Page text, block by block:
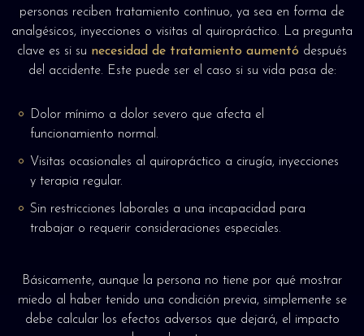
personas reciben tratamiento continuo, ya sea en forma de
analgésicos, inyecciones o visitas al quiropráctico. La pregunta
clave es si su necesidad de tratamiento aumentó después
del accidente. Este puede ser el caso si su vida pasa de:
Dolor mínimo a dolor severo que afecta el
funcionamiento normal.
Visitas ocasionales al quiropráctico a cirugía, inyecciones
y terapia regular.
Sin restricciones laborales a una incapacidad para
trabajar o requerir consideraciones especiales.
Básicamente, aunque la persona no tiene por qué mostrar
miedo al haber tenido una condición previa, simplemente se
debe calcular los efectos adversos que dejará, el impacto